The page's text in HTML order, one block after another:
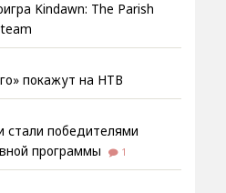
Kindawn: The Parish
покажут на НТВ
стали победителями
программы
1